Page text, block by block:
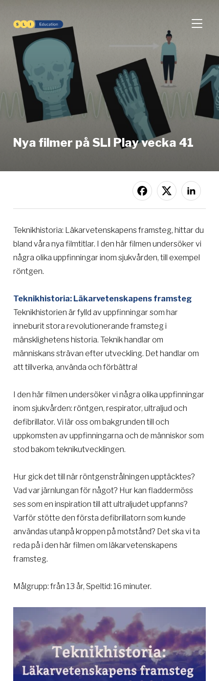
SLÅ
Nya filmer på SLI Play vecka 41
Teknikhistoria: Läkarvetenskapens framsteg, hittar du
bland våra nya filmtitlar. I den här filmen undersöker vi
några olika uppfinningar inom sjukvården, till exempel
röntgen.
Teknikhistoria: Läkarvetenskapens framsteg
Teknikhistorien är fylld av uppfinningar som har
inneburit stora revolutionerande framsteg i
mänsklighetens historia. Teknik handlar om
människans strävan efter utveckling. Det handlar om
att tillverka, använda och förbättra!
I den här filmen undersöker vi några olika uppfinningar
inom sjukvården: röntgen, respirator, ultraljud och
defibrillator. Vi lär oss om bakgrunden till och
uppkomsten av uppfinningarna och de människor som
stod bakom teknikutvecklingen.
Hur gick det till när röntgenstrålningen upptäcktes?
Vad var järnlungan för något? Hur kan fladdermöss
ses som en inspiration till att ultraljudet uppfanns?
Varför stötte den första defibrillatorn som kunde
användas utanpå kroppen på motstånd? Det ska vi ta
reda på i den här filmen om läkarvetenskapens
framsteg.
Målgrupp: från 13 år, Speltid: 16 minuter.